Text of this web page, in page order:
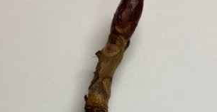
Fichte